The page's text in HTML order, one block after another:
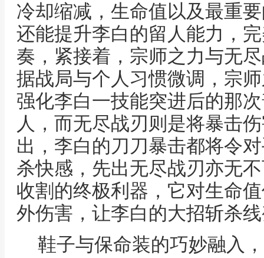
冷却缩减，生命值以及最重
还能提升李白的留人能力，
奏，紧接着，宗师之力与无
据战局与个人习惯微调，宗
强化李白一技能突进后的那
人，而无尽战刃则是将暴击
出，李白的刀刀暴击都将令
杀快感，先出无尽战刃亦无
收割的终极利器，它对生命
外伤害，让李白的大招斩杀
鞋子与保命装的巧妙融入